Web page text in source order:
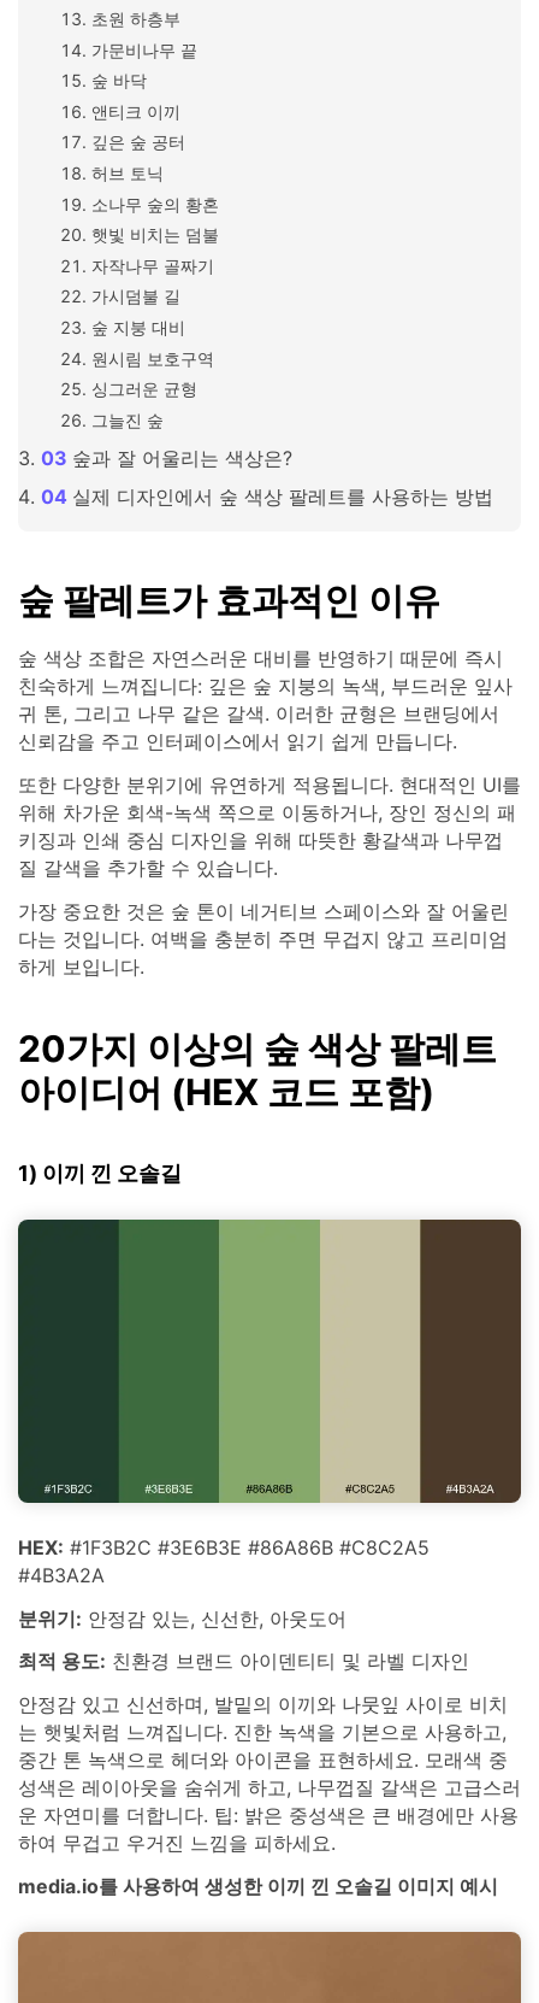
초원 하층부
가문비나무 끝
숲 바닥
앤티크 이끼
깊은 숲 공터
허브 토닉
소나무 숲의 황혼
햇빛 비치는 덤불
자작나무 골짜기
가시덤불 길
숲 지붕 대비
원시림 보호구역
싱그러운 균형
그늘진 숲
숲과 잘 어울리는 색상은?
실제 디자인에서 숲 색상 팔레트를 사용하는 방법
숲 팔레트가 효과적인 이유
숲 색상 조합은 자연스러운 대비를 반영하기 때문에 즉시
친숙하게 느껴집니다: 깊은 숲 지붕의 녹색, 부드러운 잎사
귀 톤, 그리고 나무 같은 갈색. 이러한 균형은 브랜딩에서
신뢰감을 주고 인터페이스에서 읽기 쉽게 만듭니다.
또한 다양한 분위기에 유연하게 적용됩니다. 현대적인 UI를
위해 차가운 회색-녹색 쪽으로 이동하거나, 장인 정신의 패
키징과 인쇄 중심 디자인을 위해 따뜻한 황갈색과 나무껍
질 갈색을 추가할 수 있습니다.
가장 중요한 것은 숲 톤이 네거티브 스페이스와 잘 어울린
다는 것입니다. 여백을 충분히 주면 무겁지 않고 프리미엄
하게 보입니다.
20가지 이상의 숲 색상 팔레트
아이디어 (HEX 코드 포함)
1) 이끼 낀 오솔길
HEX: #1F3B2C #3E6B3E #86A86B #C8C2A5
#4B3A2A
분위기: 안정감 있는, 신선한, 아웃도어
최적 용도: 친환경 브랜드 아이덴티티 및 라벨 디자인
안정감 있고 신선하며, 발밑의 이끼와 나뭇잎 사이로 비치
는 햇빛처럼 느껴집니다. 진한 녹색을 기본으로 사용하고,
중간 톤 녹색으로 헤더와 아이콘을 표현하세요. 모래색 중
성색은 레이아웃을 숨쉬게 하고, 나무껍질 갈색은 고급스러
운 자연미를 더합니다. 팁: 밝은 중성색은 큰 배경에만 사용
하여 무겁고 우거진 느낌을 피하세요.
media.io를 사용하여 생성한 이끼 낀 오솔길 이미지 예시